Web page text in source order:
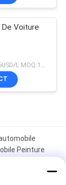
De Voiture
Peinture